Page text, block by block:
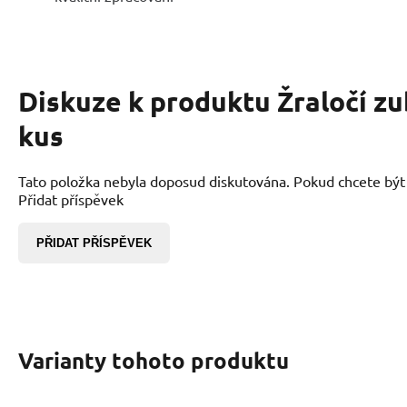
Diskuze k produktu Žraločí
kus
Tato položka nebyla doposud diskutována. Pokud chcete
Přidat příspěvek
PŘIDAT PŘÍSPĚVEK
Varianty tohoto produktu